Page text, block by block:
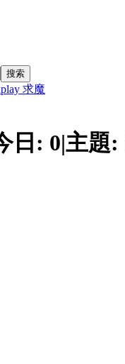
搜索
求魔
日: 0|主題: